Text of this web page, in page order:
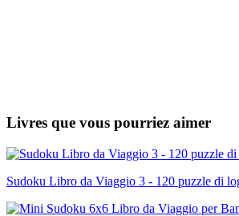
Livres que vous pourriez aimer
Sudoku Libro da Viaggio 3 - 120 puzzle di